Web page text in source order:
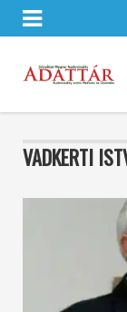
VADKERTI